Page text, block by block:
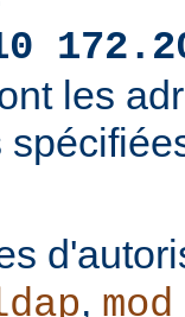
les
,